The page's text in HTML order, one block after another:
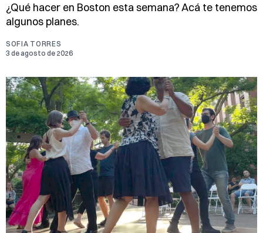
¿Qué hacer en Boston esta semana? Acá te tenemos
algunos planes.
SOFIA TORRES
3 de agosto de 2026